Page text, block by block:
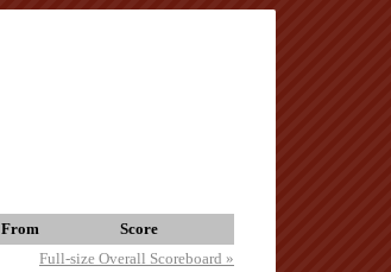
From
Score
Full-size Overall Scoreboard »